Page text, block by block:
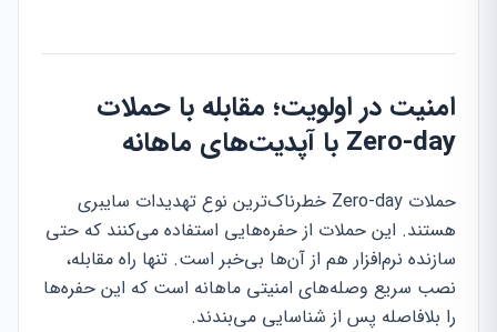
امنیت در اولویت؛ مقابله با حملات
Zero-day با آپدیت‌های ماهانه
حملات Zero-day خطرناک‌ترین نوع تهدیدات سایبری
هستند. این حملات از حفره‌هایی استفاده می‌کنند که حتی
سازنده نرم‌افزار هم از آن‌ها بی‌خبر است. تنها راه مقابله،
نصب سریع وصله‌های امنیتی ماهانه است که این حفره‌ها
را بلافاصله پس از شناسایی می‌بندند.